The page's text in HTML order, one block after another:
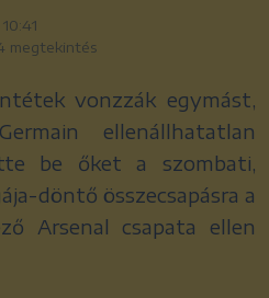
megtekintés
vonzzák egymást,
ellenállhatatlan
be őket a szombati,
döntő összecsapásra a
Arsenal csapata ellen